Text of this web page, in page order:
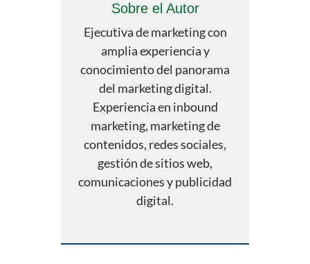
Sobre el Autor
Ejecutiva de marketing con
amplia experiencia y
conocimiento del panorama
del marketing digital.
Experiencia en inbound
marketing, marketing de
contenidos, redes sociales,
gestión de sitios web,
comunicaciones y publicidad
digital.